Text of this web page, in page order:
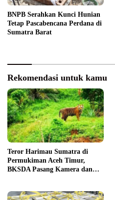
BNPB Serahkan Kunci Hunian
Tetap Pascabencana Perdana di
Sumatra Barat
Rekomendasi untuk kamu
Teror Harimau Sumatra di
Permukiman Aceh Timur,
BKSDA Pasang Kamera dan